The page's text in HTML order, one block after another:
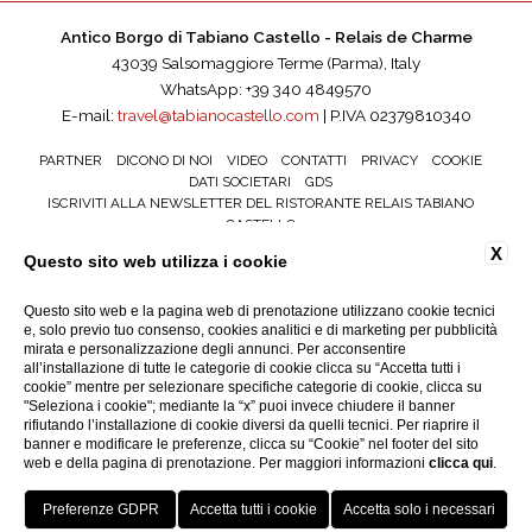
Antico Borgo di Tabiano Castello - Relais de Charme
43039 Salsomaggiore Terme (Parma), Italy
WhatsApp: +39 340 4849570
E-mail: travel@tabianocastello.com | P.IVA 02379810340
PARTNER DICONO DI NOI VIDEO CONTATTI PRIVACY
COOKIE
DATI SOCIETARI
GDS
ISCRIVITI ALLA NEWSLETTER DEL RISTORANTE RELAIS TABIANO
CASTELLO
X
Questo sito web utilizza i cookie
Questo sito web e la pagina web di prenotazione utilizzano cookie tecnici
e, solo previo tuo consenso, cookies analitici e di marketing per pubblicità
mirata e personalizzazione degli annunci. Per acconsentire
all’installazione di tutte le categorie di cookie clicca su “Accetta tutti i
cookie” mentre per selezionare specifiche categorie di cookie, clicca su
"Seleziona i cookie"; mediante la “x” puoi invece chiudere il banner
rifiutando l’installazione di cookie diversi da quelli tecnici. Per riaprire il
banner e modificare le preferenze, clicca su “Cookie” nel footer del sito
web e della pagina di prenotazione. Per maggiori informazioni clicca qui